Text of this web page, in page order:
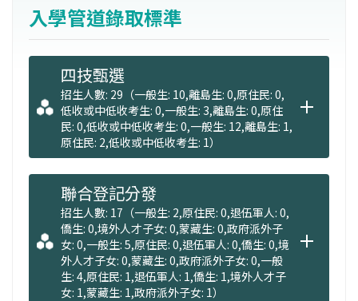
入學管道錄取標準
四技甄選
招生人數: 29（一般生: 10,離島生: 0,原住民: 0,
低收或中低收考生: 0,一般生: 3,離島生: 0,原住
民: 0,低收或中低收考生: 0,一般生: 12,離島生: 1,
原住民: 2,低收或中低收考生: 1）
聯合登記分發
招生人數: 17（一般生: 2,原住民: 0,退伍軍人: 0,
僑生: 0,境外人才子女: 0,蒙藏生: 0,政府派外子
女: 0,一般生: 5,原住民: 0,退伍軍人: 0,僑生: 0,境
外人才子女: 0,蒙藏生: 0,政府派外子女: 0,一般
生: 4,原住民: 1,退伍軍人: 1,僑生: 1,境外人才子
女: 1,蒙藏生: 1,政府派外子女: 1）